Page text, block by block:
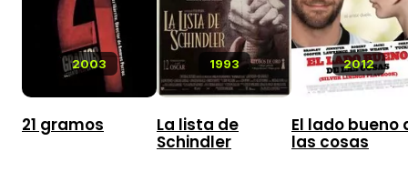
2003
21 gramos
1993
La lista de
Schindler
2012
El lado bueno
las cosas